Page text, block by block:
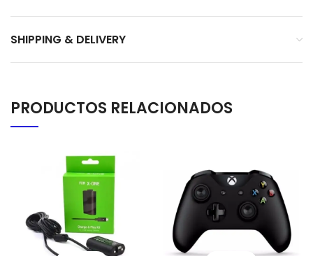
SHIPPING & DELIVERY
PRODUCTOS RELACIONADOS